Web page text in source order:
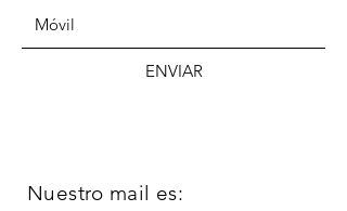
ENVIAR
Nuestro mail es: